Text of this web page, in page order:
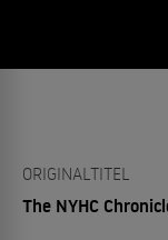
ORIGINALTITEL
The NYHC